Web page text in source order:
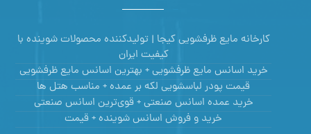
کارخانه مایع ظرفشویی کیجا | تولیدکننده محصولات شوینده با
کیفیت ایران
خرید اسانس مایع ظرفشویی + بهترین اسانس مایع ظرفشویی
قیمت پودر لباسشویی لکه بر عمده + مناسب هتل ها
خرید عمده اسانس صنعتی + قوی‌ترین اسانس‌ صنعتی
خرید و فروش اسانس شوینده + قیمت